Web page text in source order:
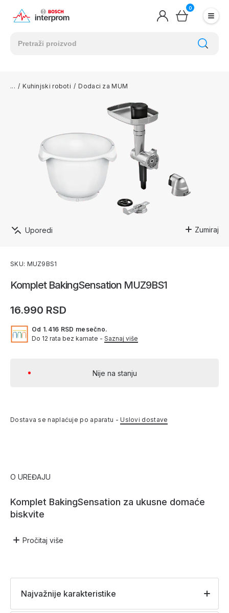
0
Zumiraj
Uporedi
/ Kuhinjski roboti / Dodaci za MUM
Komplet BakingSensation MUZ9BS1
16.990 RSD
Od 1.416 RSD mesečno.
Do 12 rata bez kamate - Saznaj više
Nije na stanju
Dostava se naplaćuje po aparatu -Uslovi dostave
SKU: MUZ9BS1
O UREĐAJU
Komplet BakingSensation za ukusne domaće
biskvite
Pročitaj više
Najvažnije karakteristike